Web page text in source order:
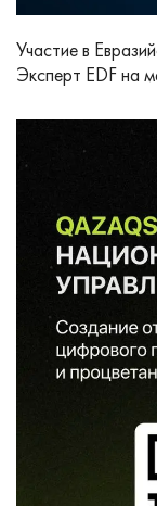
Участие в
Эксперт EDF на